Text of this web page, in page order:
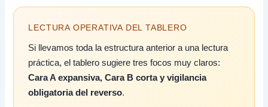
LECTURA OPERATIVA DEL TABLERO
Si llevamos toda la estructura anterior a una lectura
práctica, el tablero sugiere tres focos muy claros:
Cara A expansiva, Cara B corta y vigilancia
obligatoria del reverso.